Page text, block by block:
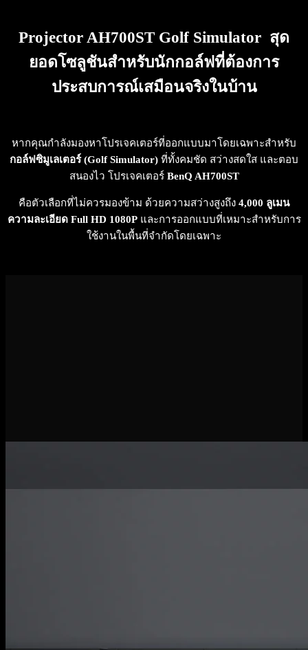
Projector AH700ST Golf Simulator สุด
ยอดโซลูชันสำหรับนักกอล์ฟที่ต้องการ
ประสบการณ์เสมือนจริงในบ้าน
หากคุณกำลังมองหาโปรเจคเตอร์ที่ออกแบบมาโดยเฉพาะสำหรับ
กอล์ฟซิมูเลเตอร์ (Golf Simulator) ที่ทั้งคมชัด สว่างสดใส และตอบ
สนองไว โปรเจคเตอร์ BenQ AH700ST
คือตัวเลือกที่ไม่ควรมองข้าม ด้วยความสว่างสูงถึง 4,000 ลูเมน
ความละเอียด Full HD 1080Pและการออกแบบที่เหมาะสำหรับการ
ใช้งานในพื้นที่จำกัดโดยเฉพาะ